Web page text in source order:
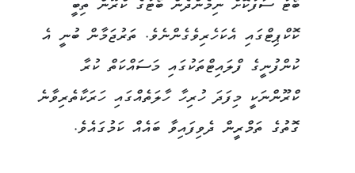
ބޯޓު ސާފުކޮށް ނިމެންދެން ބޯޓުގެ ކްރޫން ތިބީ
ކޮކްޕިޓްގައި އެކަހެރިވެގެންނެވެ. ތަރުޖަމާން ބުނީ އެ
ކުންފުނީގެ ފްލައިޓްތަކުގައި މަސައްކަތް ކުރާ
ކްރޫންނަކީ މިފަދަ ހުރިހާ ހާލަތެއްގައި ހަރަކާތެރިވާނެ
ގޮތުގެ ތަމްރީން ދެވިފައިވާ ބައެއް ކަމުގައެވެ.